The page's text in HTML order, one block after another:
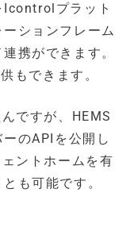
Icontrolプラット
ションフレーム
携ができます。
もできます。
ですが、HEMS
のAPIを公開し
ントホームを有
も可能です。